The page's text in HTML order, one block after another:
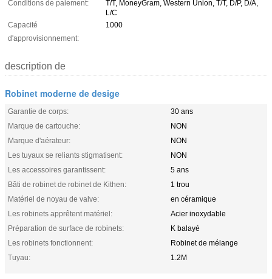
Conditions de paiement:
T/T, MoneyGram, Western Union, T/T, D/P, D/A,
L/C
Capacité
d'approvisionnement:
1000
description de
Robinet moderne de desige
Garantie de corps:
30 ans
Marque de cartouche:
NON
Marque d'aérateur:
NON
Les tuyaux se reliants stigmatisent:
NON
Les accessoires garantissent:
5 ans
Bâti de robinet de robinet de Kithen:
1 trou
Matériel de noyau de valve:
en céramique
Les robinets apprêtent matériel:
Acier inoxydable
Préparation de surface de robinets:
K balayé
Les robinets fonctionnent:
Robinet de mélange
Tuyau:
1.2M